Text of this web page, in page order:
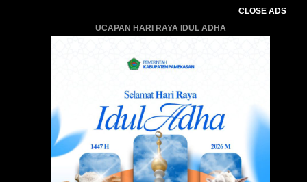
CLOSE ADS
UCAPAN HARI RAYA IDUL ADHA